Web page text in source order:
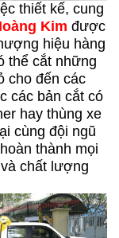
thiết kế, cung
Kim được
hiệu hàng
thể cắt những
cho đến các
các bản cắt có
hay thùng xe
cùng đội ngũ
thành mọi
chất lượng